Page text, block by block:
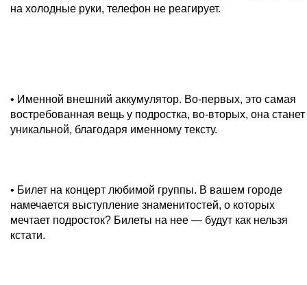
на холодные руки, телефон не реагирует.
• Именной внешний аккумулятор. Во-первых, это самая
востребованная вещь у подростка, во-вторых, она станет
уникальной, благодаря именному тексту.
• Билет на концерт любимой группы. В вашем городе
намечается выступление знаменитостей, о которых
мечтает подросток? Билеты на нее — будут как нельзя
кстати.